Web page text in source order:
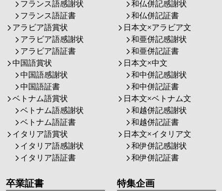
フランス語感謝状
フランス語証書
アラビア語賞状
アラビア語感謝状
アラビア語証書
中国語賞状
中国語感謝状
中国語証書
ベトナム語賞状
ベトナム語感謝状
ベトナム語証書
イタリア語賞状
イタリア語感謝状
イタリア語証書
和仏併記感謝状
和仏併記証書
日本文×アラビア文
和亜併記感謝状
和亜併記証書
日本文×中文
和中併記感謝状
和中併記証書
日本文×ベトナム文
和越併記感謝状
和越併記証書
日本文×イタリア文
和伊併記感謝状
和伊併記証書
卒業証書 特集企画